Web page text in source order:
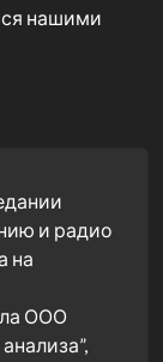
нашими
и радио
на
ООО